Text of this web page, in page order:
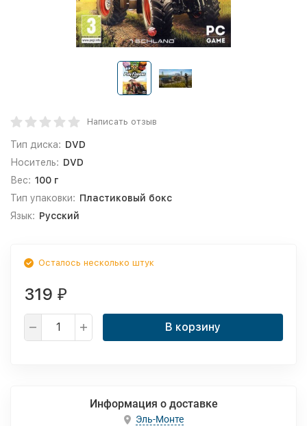
Написать отзыв
Тип диска: DVD
Носитель: DVD
Вес: 100 г
Тип упаковки: Пластиковый бокс
Язык: Русский
Осталось несколько штук
319 ₽
В корзину
Информация о доставке
Эль-Монте